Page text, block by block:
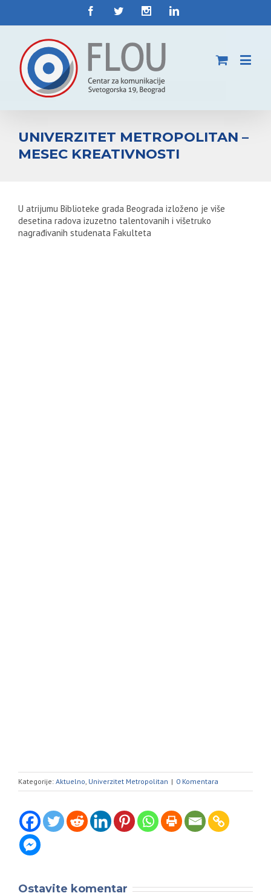
UNIVERZITET METROPOLITAN –
MESEC KREATIVNOSTI
U atrijumu Biblioteke grada Beograda izloženo je više
desetina radova izuzetno talentovanih i višetruko
nagrađivanih studenata Fakulteta
Kategorije: Aktuelno Univerzitet Metropolitan | 0 Komentara
Ostavite komentar